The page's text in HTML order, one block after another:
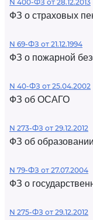
N 400-ФЗ от 28.12.2013
ФЗ о страховых
N 69-ФЗ от 21.12.1994
ФЗ о пожарной
N 40-ФЗ от 25.04.2002
ФЗ об ОСАГО
N 273-ФЗ от 29.12.2012
ФЗ об образовании
N 79-ФЗ от 27.07.2004
ФЗ о
N 275-ФЗ от 29.12.2012